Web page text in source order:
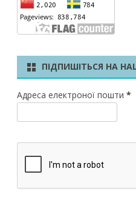
ПІДПИШІТЬСЯ НА
Адреса електроної пошти *